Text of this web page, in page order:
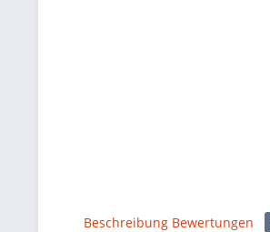
Beschreibung Bewertungen